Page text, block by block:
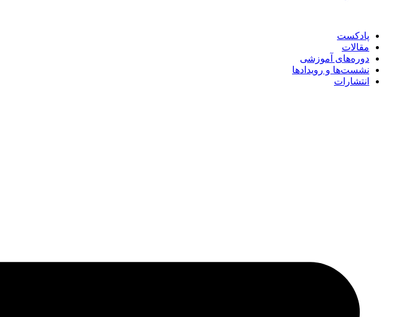
پادکست
مقالات
دوره‌های آموزشی
نشست‌ها و رویدادها
انتشارات